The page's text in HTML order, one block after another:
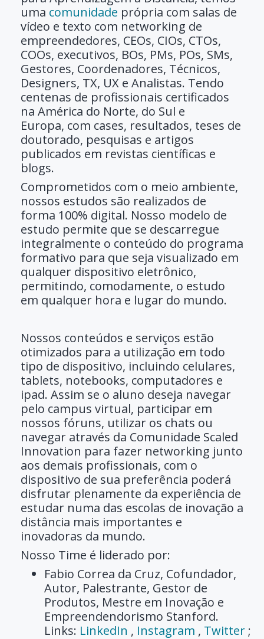
uma comunidade própria com salas de
vídeo e texto com networking de
empreendedores, CEOs, CIOs, CTOs,
COOs, executivos, BOs, PMs, POs, SMs,
Gestores, Coordenadores, Técnicos,
Designers, TX, UX e Analistas. Tendo
centenas de profissionais certificados
na América do Norte, do Sul e
Europa, com cases, resultados, teses de
doutorado, pesquisas e artigos
publicados em revistas científicas e
blogs.
Comprometidos com o meio ambiente,
nossos estudos são realizados de
forma 100% digital. Nosso modelo de
estudo permite que se descarregue
integralmente o conteúdo do programa
formativo para que seja visualizado em
qualquer dispositivo eletrônico,
permitindo, comodamente, o estudo
em qualquer hora e lugar do mundo.
Nossos conteúdos e serviços estão
otimizados para a utilização em todo
tipo de dispositivo, incluindo celulares,
tablets, notebooks, computadores e
ipad. Assim se o aluno deseja navegar
pelo campus virtual, participar em
nossos fóruns, utilizar os chats ou
navegar através da Comunidade Scaled
Innovation para fazer networking junto
aos demais profissionais, com o
dispositivo de sua preferência poderá
disfrutar plenamente da experiência de
estudar numa das escolas de inovação a
distância mais importantes e
inovadoras da mundo.
Nosso Time é liderado por:
Fabio Correa da Cruz, Cofundador,
Autor, Palestrante, Gestor de
Produtos, Mestre em Inovação e
Empreendendorismo Stanford.
Links: LinkedIn , Instagram , Twitter ;